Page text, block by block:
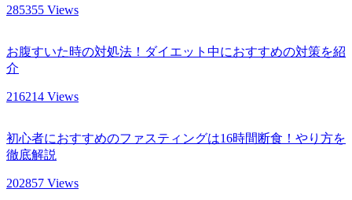
285355 Views
お腹すいた時の対処法！ダイエット中におすすめの対策を紹
介
216214 Views
初心者におすすめのファスティングは16時間断食！やり方を
徹底解説
202857 Views